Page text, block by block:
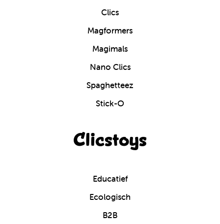
Clics
Magformers
Magimals
Nano Clics
Spaghetteez
Stick-O
Clicstoys
Educatief
Ecologisch
B2B